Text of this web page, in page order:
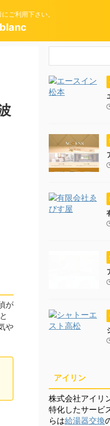
ご利用下さい。
が
や
アイリン
株式会社アイリ
特化したサービ
らは給湯器交換